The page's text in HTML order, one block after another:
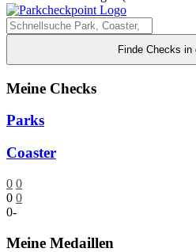
Finde Checks in
Meine Checks
Parks
Coaster
0 0
0 0
0-
Meine Medaillen